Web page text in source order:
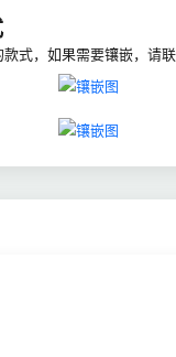
式，如果需要镶嵌，请